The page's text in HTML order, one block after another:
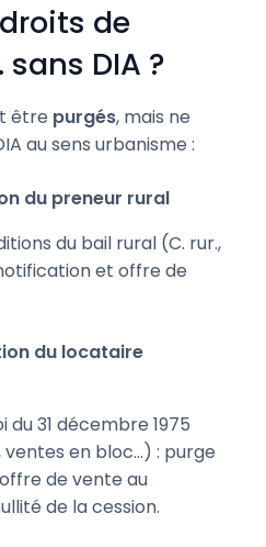
de
DIA ?
être purgés, mais ne
au sens urbanisme :
du preneur rural
du bail rural (C. rur.,
et offre de
du locataire
du 31 décembre 1975
en bloc…) : purge
de vente au
de la cession.